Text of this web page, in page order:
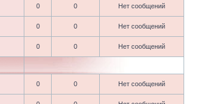
0 0 Нет сообщений
0 0 Нет сообщений
0 0 Нет сообщений
0 0 Нет сообщений